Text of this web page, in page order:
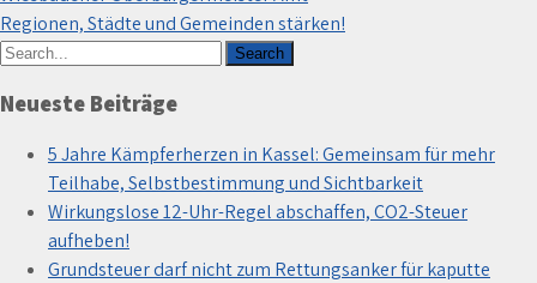
Regionen, Städte und Gemeinden stärken!
Neueste Beiträge
5 Jahre Kämpferherzen in Kassel: Gemeinsam für mehr
Teilhabe, Selbstbestimmung und Sichtbarkeit
Wirkungslose 12-Uhr-Regel abschaffen, CO2-Steuer
aufheben!
Grundsteuer darf nicht zum Rettungsanker für kaputte